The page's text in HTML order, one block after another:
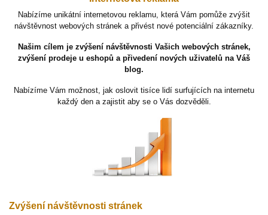
Nabízíme unikátní internetovou reklamu, která Vám pomůže zvýšit
návštěvnost webových stránek a přivést nové potenciální zákazníky.
Našim cílem je zvýšení návštěvnosti Vašich webových stránek,
zvýšení prodeje u eshopů a přivedení nových uživatelů na Váš
blog.
Nabízíme Vám možnost, jak oslovit tisíce lidí surfujících na internetu
každý den a zajistit aby se o Vás dozvěděli.
Zvýšení návštěvnosti stránek